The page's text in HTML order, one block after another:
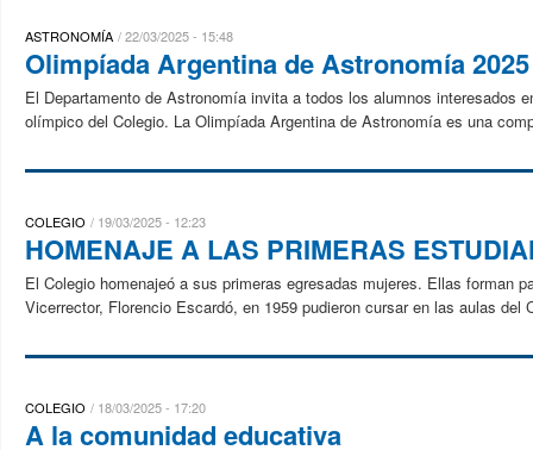
ASTRONOMÍA 22/03/2025 - 15:48
Olimpíada Argentina de Astronomía 2025
El Departamento de Astronomía invita a todos los alumnos interesados
olímpico del Colegio. La Olimpíada Argentina de Astronomía es una
COLEGIO 19/03/2025 - 12:23
HOMENAJE A LAS PRIMERAS
El Colegio homenajeó a sus primeras egresadas mujeres. Ellas forman
Vicerrector, Florencio Escardó, en 1959 pudieron cursar en las aulas del
COLEGIO 18/03/2025 - 17:20
A la comunidad educativa